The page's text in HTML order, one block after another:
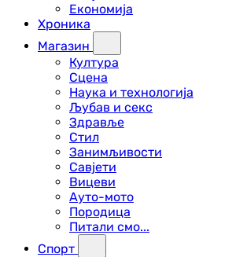
Економија
Хроника
Магазин
Култура
Сцена
Наука и технологија
Љубав и секс
Здравље
Стил
Занимљивости
Савјети
Вицеви
Ауто-мото
Породица
Питали смо...
Спорт